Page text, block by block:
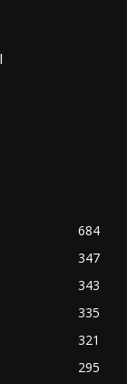
684
347
343
335
321
295